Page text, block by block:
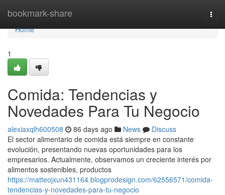
bookmark-share
Home
Home
1
Comida: Tendencias y
Novedades Para Tu Negocio
alexiaxqlh600508 86 days ago News
Discuss
El sector alimentario de comida está siempre en constante
evolución, presentando nuevas oportunidades para los
empresarios. Actualmente, observamos un creciente interés por
alimentos sostenibles, productos
https://matteojxun431164.blogprodesign.com/62556571/comida-
tendencias-y-novedades-para-tu-negocio